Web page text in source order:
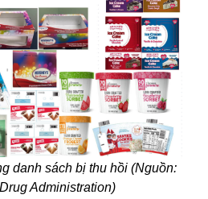
danh sách bị thu hồi (Nguồn:
Administration)